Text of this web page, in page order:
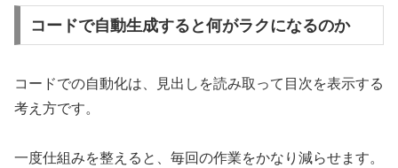
コードで自動生成すると何がラクになるのか
コードでの自動化は、見出しを読み取って目次を表示する
考え方です。
一度仕組みを整えると、毎回の作業をかなり減らせます。